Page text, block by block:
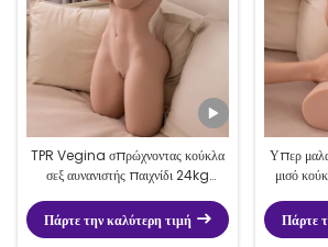
TPR Vegina σπρώχνοντας κούκλα
σεξ αυνανιστής παιχνίδι 24kg
τον άνδρα
Πάρτε την καλύτερη τιμή
Υπερ
μισό
Πάρτε